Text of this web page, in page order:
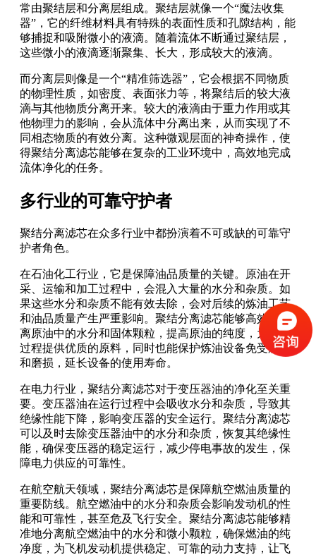
常由聚结层和分离层组成。聚结层就像一个“魔法收集
器”，它的纤维材料具有特殊的表面性质和孔隙结构，能
够捕捉和吸附微小的液滴。随着流体不断通过聚结层，
这些微小的液滴逐渐聚集、长大，形成较大的液滴。
而分离层则像是一个“精准筛选器”，它会根据不同物质
的物理性质，如密度、表面张力等，将聚结后的较大液
滴与其他物质分离开来。较大的液滴由于重力作用或其
他物理力的影响，会从流体中分离出来，从而实现了不
同相态物质的有效分离。这种微观层面的神奇操作，使
得聚结分离滤芯能够在复杂的工业环境中，高效地完成
流体净化的任务。
多行业的可靠守护者
聚结分离滤芯在众多行业中都扮演着不可或缺的可靠守
护者角色。
在石油化工行业，它是保障油品质量的关键。原油在开
采、运输和加工过程中，会混入大量的水分和杂质。如
果这些水分和杂质不能有效去除，会对后续的炼油工艺
和油品质量产生严重影响。聚结分离滤芯能够高效地分
离原油中的水分和固体颗粒，提高原油的纯度，为炼油
过程提供优质的原料，同时也能保护炼油设备免受腐蚀
和磨损，延长设备的使用寿命。
在电力行业，聚结分离滤芯对于变压器油的净化至关重
要。变压器油在运行过程中会吸收水分和杂质，导致其
绝缘性能下降，影响变压器的安全运行。聚结分离滤芯
可以及时去除变压器油中的水分和杂质，恢复其绝缘性
能，确保变压器的稳定运行，减少停电事故的发生，保
障电力供应的可靠性。
在航空航天领域，聚结分离滤芯是保障航空燃油质量的
重要防线。航空燃油中的水分和杂质会影响发动机的性
能和可靠性，甚至危及飞行安全。聚结分离滤芯能够精
准地分离航空燃油中的水分和微小颗粒，确保燃油的纯
净度，为飞机发动机提供稳定、可靠的动力支持，让飞